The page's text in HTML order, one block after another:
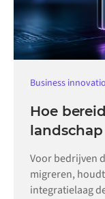
Business
Hoe
Voor bedrijven
migreren,
integratielaag